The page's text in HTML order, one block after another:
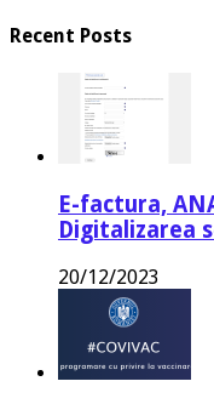
Recent Posts
E-factura,
Digitalizarea
20/12/2023